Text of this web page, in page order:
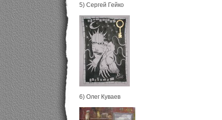
5) Сергей Гейко
6) Олег Куваев